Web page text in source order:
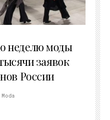
неделю моды
заявок
России
Moda